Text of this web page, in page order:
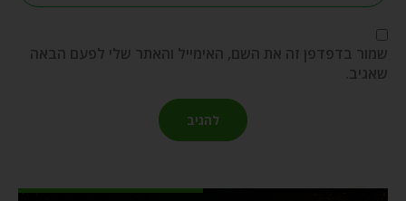
שמור בדפדפן זה את השם, האימייל והאתר שלי לפעם הבאה
שאגיב.